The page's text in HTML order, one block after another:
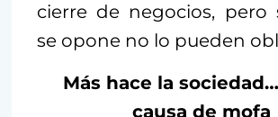
cierre de negocios, pero
se opone no lo pueden
Más hace la
causa de mofa